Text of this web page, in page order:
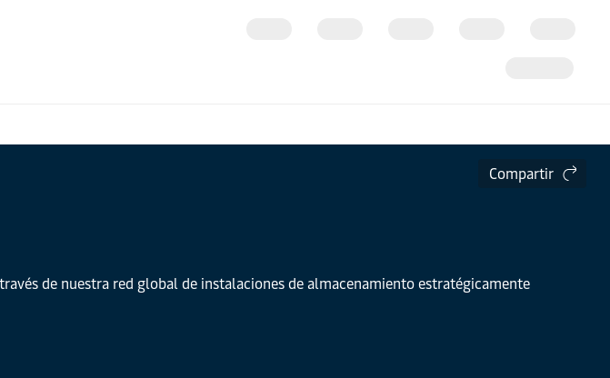
Compartir
de nuestra red global de instalaciones de almacenamiento estratégicamente